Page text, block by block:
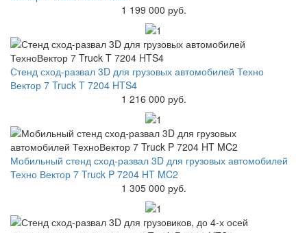
1 199 000 руб.
Стенд сход-развал 3D для грузовых автомобилей Техно
Вектор 7 Truck T 7204 HTS4
1 216 000 руб.
Мобильный стенд сход-развал 3D для грузовых автомобилей
Техно Вектор 7 Truck P 7204 HT MC2
1 305 000 руб.